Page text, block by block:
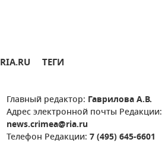
RIA.RU ТЕГИ
Главный редактор: Гаврилова А.В.
Адрес электронной почты Редакции:
news.crimea@ria.ru
Телефон Редакции: 7 (495) 645-6601